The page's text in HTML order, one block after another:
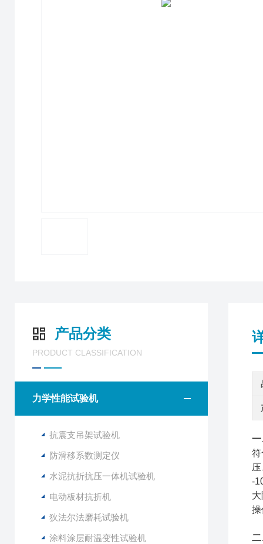
产品分类
PRODUCT CLASSIFICATION
力学性能试验机
抗震支吊架试验机
防滑移系数测定仪
水泥抗折抗压一体机试验机
电动板材抗折机
狄法尔法磨耗试验机
涂料涂层耐温变性试验机
一
符
-
操
二